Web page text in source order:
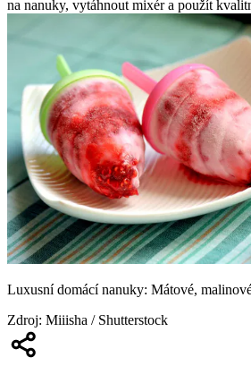
na nanuky, vytáhnout mixér a použít
Luxusní domácí nanuky: Mátové,
Zdroj: Miiisha / Shutterstock